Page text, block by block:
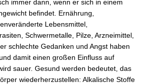
immer dann, wenn er sich in einem
befindet. Ernährung,
Lebensmittel,
Schwermetalle, Pilze, Arzneimittel,
schlechte Gedanken und Angst haben
damit einen großen Einfluss auf
sauer. Gesund werden bedeutet, das
wiederherzustellen: Alkalische Stoffe